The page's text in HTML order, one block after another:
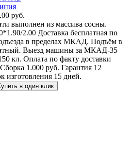
руб.
выполнен из массива сосны.
2.00 Доставка бесплатная по
в пределах МКАД. Подъём в
Выезд машины за МКАД-35
кл. Оплата по факту доставки
1.000 руб. Гарантия 12
изготовления 15 дней.
в один клик